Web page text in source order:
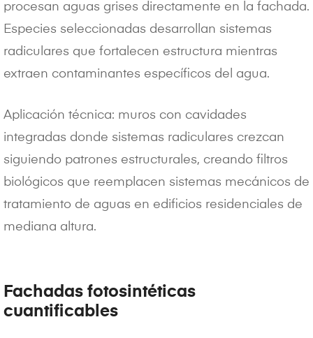
procesan aguas grises directamente en la fachada.
Especies seleccionadas desarrollan sistemas
radiculares que fortalecen estructura mientras
extraen contaminantes específicos del agua.
Aplicación técnica: muros con cavidades
integradas donde sistemas radiculares crezcan
siguiendo patrones estructurales, creando filtros
biológicos que reemplacen sistemas mecánicos de
tratamiento de aguas en edificios residenciales de
mediana altura.
Fachadas fotosintéticas
cuantificables